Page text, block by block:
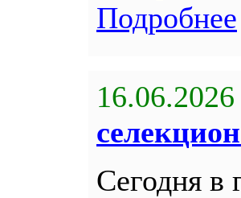
Подробнее
16.06.2026
Сегодня в